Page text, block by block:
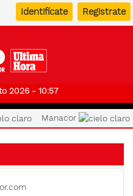
Identifícate Registrate
2026 - 10:57
Manacor